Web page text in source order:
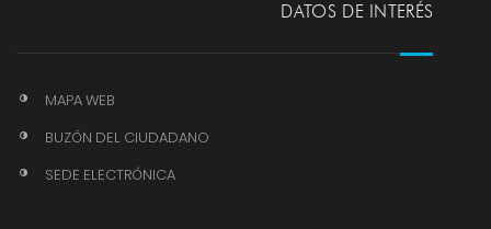
DATOS DE INTERÉS
MAPA WEB
BUZÓN DEL CIUDADANO
SEDE ELECTRÓNICA